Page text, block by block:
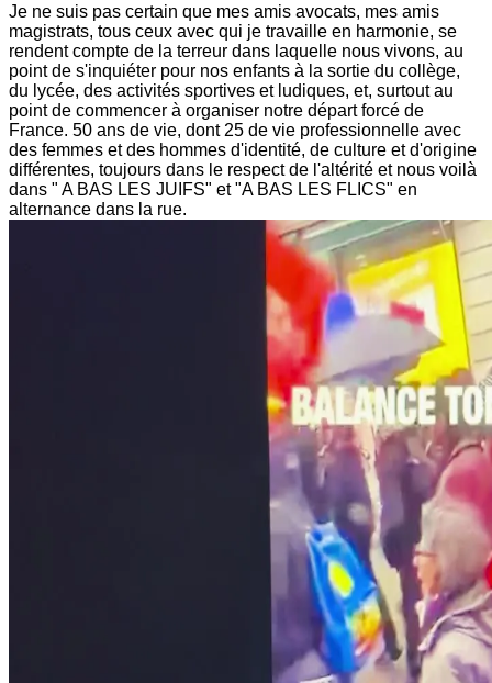
Je ne suis pas certain que mes amis avocats, mes amis
magistrats, tous ceux avec qui je travaille en harmonie, se
rendent compte de la terreur dans laquelle nous vivons, au
point de s'inquiéter pour nos enfants à la sortie du collège,
du lycée, des activités sportives et ludiques, et, surtout au
point de commencer à organiser notre départ forcé de
France. 50 ans de vie, dont 25 de vie professionnelle avec
des femmes et des hommes d'identité, de culture et d'origine
différentes, toujours dans le respect de l'altérité et nous voilà
dans " A BAS LES JUIFS" et "A BAS LES FLICS" en
alternance dans la rue.